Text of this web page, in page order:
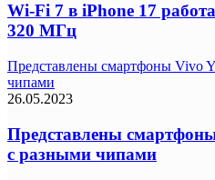
Wi-Fi 7 в iPhone 17
320 МГц
Представлены смартфоны Vivo
чипами
26.05.2023
Представлены
с разными чипами